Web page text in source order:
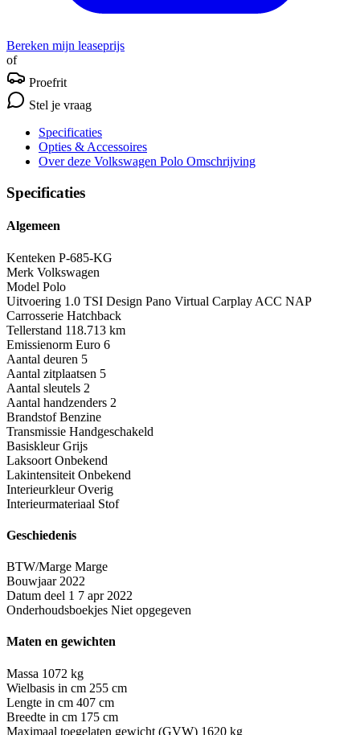
Bereken mijn leaseprijs
of
Proefrit
Stel je vraag
Specificaties
Opties & Accessoires
Over deze Volkswagen Polo Omschrijving
Specificaties
Algemeen
Kenteken P-685-KG
Merk Volkswagen
Model Polo
Uitvoering 1.0 TSI Design Pano Virtual Carplay ACC NAP
Carrosserie Hatchback
Tellerstand 118.713 km
Emissienorm Euro 6
Aantal deuren 5
Aantal zitplaatsen 5
Aantal sleutels 2
Aantal handzenders 2
Brandstof Benzine
Transmissie Handgeschakeld
Basiskleur Grijs
Laksoort Onbekend
Lakintensiteit Onbekend
Interieurkleur Overig
Interieurmateriaal Stof
Geschiedenis
BTW/Marge Marge
Bouwjaar 2022
Datum deel 1 7 apr 2022
Onderhoudsboekjes Niet opgegeven
Maten en gewichten
Massa 1072 kg
Wielbasis in cm 255 cm
Lengte in cm 407 cm
Breedte in cm 175 cm
Maximaal toegelaten gewicht (GVW) 1620 kg